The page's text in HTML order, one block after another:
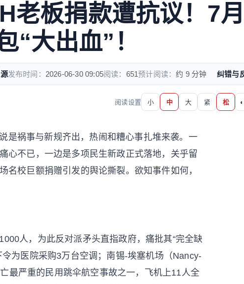
老板捐款遭抗议！7月
“大出血”！
发布时间： 2026-06-30 09:05阅读： 651预计阅读：约 9 分钟 纠错与
阅读设置 小 中 大 紧 松 ◐
是祸事与新规齐出，热闹和糟心事扎堆来袭。一
心不已，一边是多项民生新政正式落地，关乎留
名校巨额捐赠引发的舆论撕裂。欲知事件如何，
人，为此反对派矛头直指政府，痛批其“完全缺
为医院采购3万台空调；南锡-埃塞机场（Nancy-
最严重的民用跳伞航空事故之一，飞机上11人全